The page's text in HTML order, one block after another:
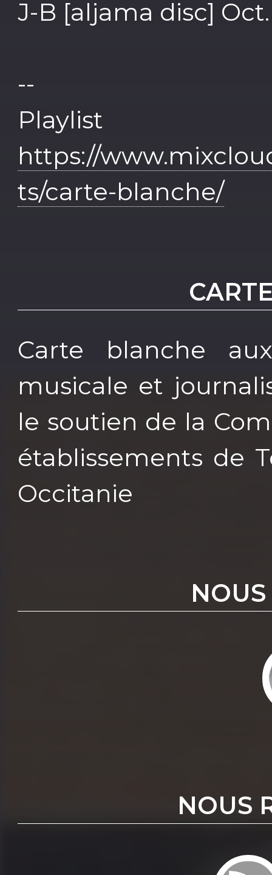
J-B [aljama disc]
--
https://
ts/carte-blanche/
Carte blanche
musicale et
le soutien de la
établissements de
Occitanie
NOUS